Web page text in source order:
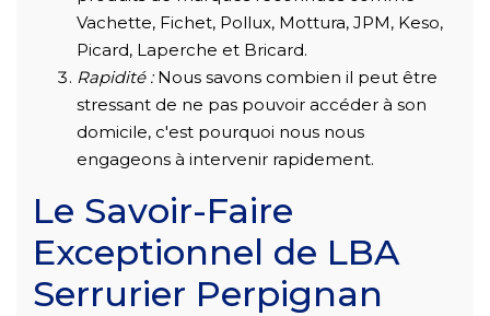
Vachette, Fichet, Pollux, Mottura, JPM, Keso,
Picard, Laperche et Bricard.
Rapidité :Nous savons combien il peut être
stressant de ne pas pouvoir accéder à son
domicile, c'est pourquoi nous nous
engageons à intervenir rapidement.
Le Savoir-Faire
Exceptionnel de LBA
Serrurier Perpignan